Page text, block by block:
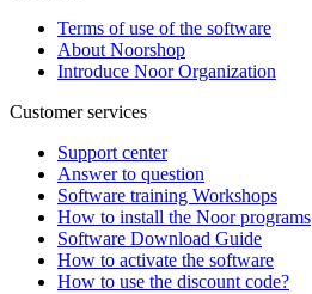
Terms of use of the software
About Noorshop
Introduce Noor Organization
Customer services
Support center
Answer to question
Software training Workshops
How to install the Noor programs
Software Download Guide
How to activate the software
How to use the discount code?